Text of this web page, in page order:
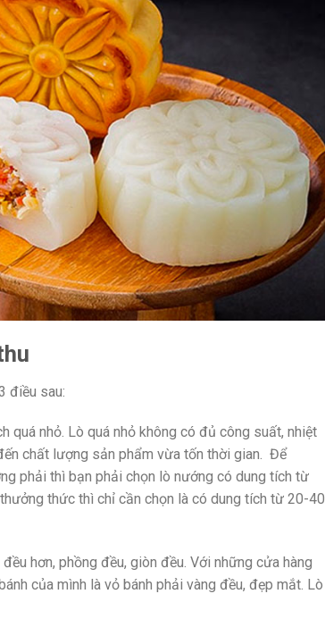
điều sau:
quá nhỏ. Lò quá nhỏ không có đủ công suất, nhiệt
chất lượng sản phẩm vừa tốn thời gian. Để
phải thì bạn phải chọn lò nướng có dung tích từ
thức thì chỉ cần chọn là có dung tích từ 20-40
hơn, phồng đều, giòn đều. Với những cửa hàng
của mình là vỏ bánh phải vàng đều, đẹp mắt. Lò